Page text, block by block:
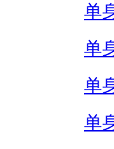
单
单
单
单